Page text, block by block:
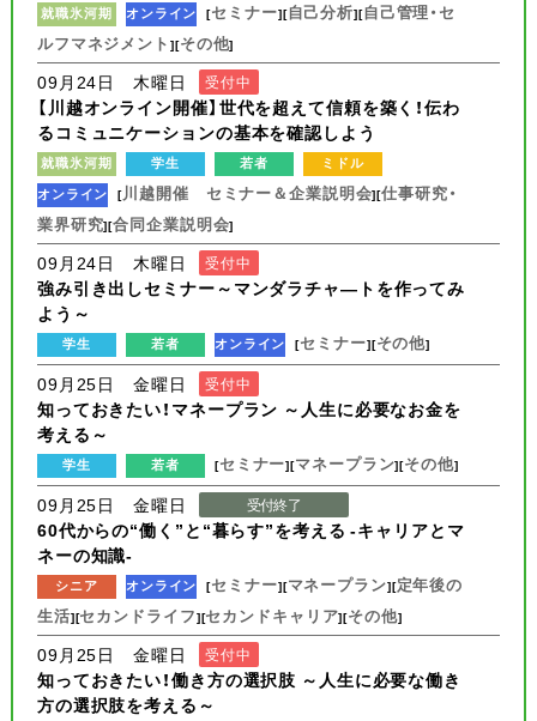
就職氷河期 オンライン [セミナー][自己分析][自己管理・セ
ルフマネジメント ][その他]
09月24日 木曜日 受付中
【川越オンライン開催】世代を超えて信頼を築く！伝わ
るコミュニケーションの基本を確認しよう
就職氷河期 学生 若者
ミドル
オンライン
[川越開催 セミナー＆企業説明会][仕事研究・
業界研究][合同企業説明会]
09月24日 木曜日 受付中
強み引き出しセミナー～マンダラチャ―トを作ってみ
よう～
学生 若者 オンライン [セミナー][その他]
09月25日 金曜日 受付中
知っておきたい！マネープラン ～人生に必要なお金を
考える～
学生 若者 [セミナー][マネープラン][その他]
09月25日 金曜日 受付終了
60代からの“働く”と“暮らす”を考える -キャリアとマ
ネーの知識-
シニア オンライン [セミナー][マネープラン][定年後の
生活][セカンドライフ][セカンドキャリア][その他]
09月25日 金曜日 受付中
知っておきたい！働き方の選択肢 ～人生に必要な働き
方の選択肢を考える～